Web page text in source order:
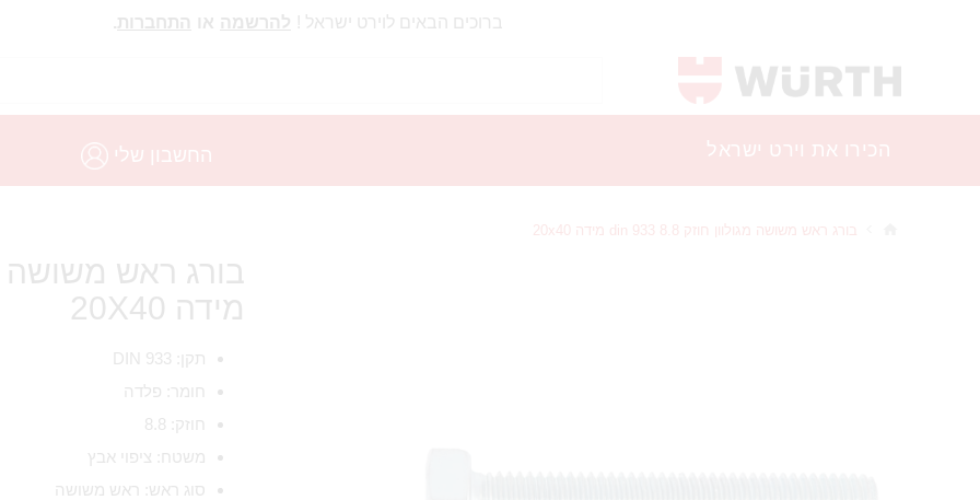
ברוכים הבאים לוירט ישראל ! להרשמה או התחברות.
הכירו את וירט ישראל החשבון שלי
בורג ראש משושה מגולוון חוזק 8.8 din 933 מידה 20x40
מידה 20X40
תקן: DIN 933
חומר: פלדה
חוזק: 8.8
משטח: ציפוי אבץ
סוג ראש: ראש משושה